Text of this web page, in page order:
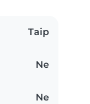
Taip
Ne
Ne